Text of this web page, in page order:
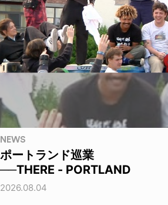
NEWS
ポートランド巡業
──THERE - PORTLAND
2026.08.04